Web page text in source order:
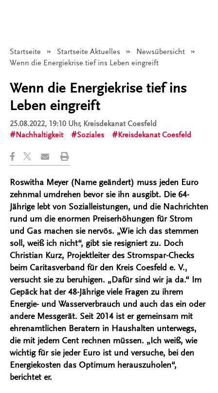
Startseite Startseite Aktuelles
Newsübersicht
Angezeigt:
Wenn die Energiekrise tief ins Leben eingreift
Wenn die Energiekrise tief ins
Leben eingreift
25.08.2022, 19:10 Uhr, Kreisdekanat Coesfeld
Nachhaltigkeit
Soziales Kreisdekanat Coesfeld
Roswitha Meyer (Name geändert) muss jeden Euro
zehnmal umdrehen bevor sie ihn ausgibt. Die 64-
Jährige lebt von Sozialleistungen, und die Nachrichten
rund um die enormen Preiserhöhungen für Strom
und Gas machen sie nervös. „Wie ich das stemmen
soll, weiß ich nicht“, gibt sie resigniert zu. Doch
Christian Kurz, Projektleiter des Stromspar-Checks
beim Caritasverband für den Kreis Coesfeld e. V.,
versucht sie zu beruhigen. „Dafür sind wir ja da.“ Im
Gepäck hat der 48-Jährige viele Fragen zu ihrem
Energie- und Wasserverbrauch und auch das ein oder
andere Messgerät. Seit 2014 ist er gemeinsam mit
ehrenamtlichen Beratern in Haushalten unterwegs,
die mit jedem Cent rechnen müssen. „Ich weiß, wie
wichtig für sie jeder Euro ist und versuche, bei den
Energiekosten das Optimum herauszuholen“,
berichtet er.